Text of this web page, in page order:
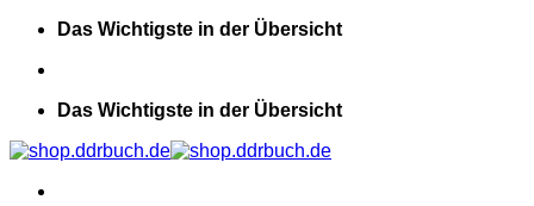
Zum
springen
Das Wichtigste in der Übersicht
Das Wichtigste in der Übersicht